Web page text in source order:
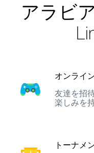
アラビ
オンライ
友達を招
楽しみを
トーナメ